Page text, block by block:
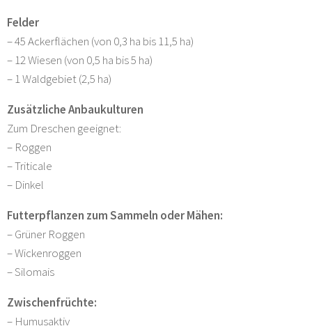
Felder
– 45 Ackerflächen (von 0,3 ha bis 11,5 ha)
– 12 Wiesen (von 0,5 ha bis 5 ha)
– 1 Waldgebiet (2,5 ha)
Zusätzliche Anbaukulturen
Zum Dreschen geeignet:
– Roggen
– Triticale
– Dinkel
Futterpflanzen zum Sammeln oder Mähen:
– Grüner Roggen
– Wickenroggen
– Silomais
Zwischenfrüchte:
– Humusaktiv